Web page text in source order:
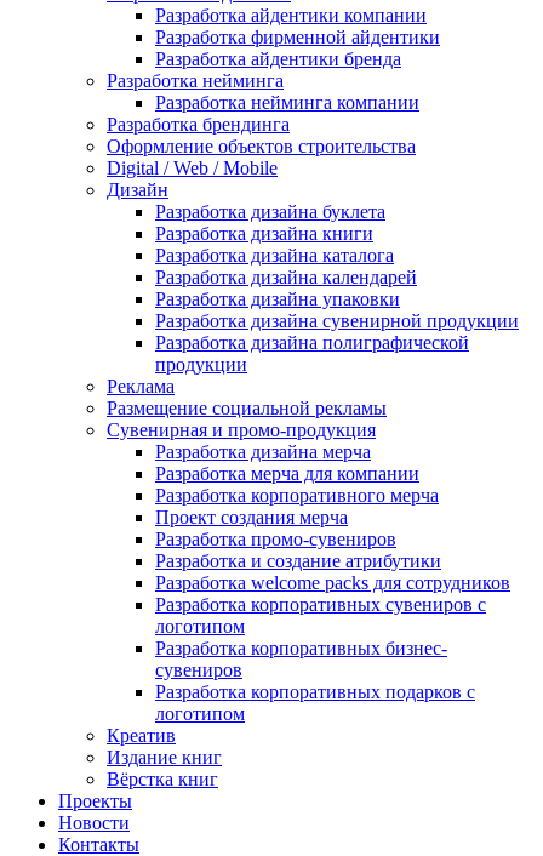
Разработка айдентики компании
Разработка фирменной айдентики
Разработка айдентики бренда
Разработка нейминга
Разработка нейминга компании
Разработка брендинга
Оформление объектов строительства
Digital / Web / Mobile
Дизайн
Разработка дизайна буклета
Разработка дизайна книги
Разработка дизайна каталога
Разработка дизайна календарей
Разработка дизайна упаковки
Разработка дизайна сувенирной продукции
Разработка дизайна полиграфической
продукции
Реклама
Размещение социальной рекламы
Сувенирная и промо-продукция
Разработка дизайна мерча
Разработка мерча для компании
Разработка корпоративного мерча
Проект создания мерча
Разработка промо-сувениров
Разработка и создание атрибутики
Разработка welcome packs для сотрудников
Разработка корпоративных сувениров с
логотипом
Разработка корпоративных бизнес-
сувениров
Разработка корпоративных подарков с
логотипом
Креатив
Издание книг
Вёрстка книг
Проекты
Новости
Контакты